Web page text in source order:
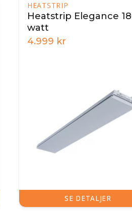
HEATSTRIP
Heatstrip Elegance 1800
watt
4.999kr
SE DETALJER